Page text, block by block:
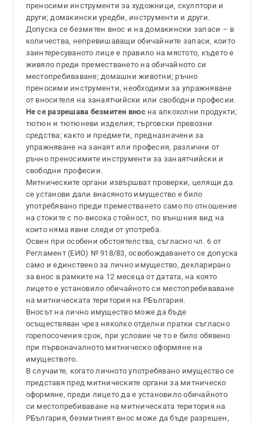
преносими инструменти за художници, скулптори и
други; домакински уредби, инструменти и други.
Допуска се безмитен внос и на домакински запаси – в
количества, непревишаващи обичайните запаси, които
заинтересуваното лице е правило на мястото, където е
живяло преди преместването на обичайното си
местопребиваване; домашни животни; ръчно
преносими инструменти, необходими за упражняване
от вносителя на занаятчийски или свободни професии.
Не се разрешава безмитен вносна алкохолни продукти;
тютюн и тютюневи изделия; търговски превозни
средства; както и предмети, предназначени за
упражняване на занаят или професия, различни от
ръчно преносимите инструменти за занаятчийски и
свободни професии.
Митническите органи извършват проверки, целящи да
се установи дали внасяното имущество е било
употребявано преди преместването само по отношение
на стоките с по-висока стойност, по външния вид на
които няма явни следи от употреба.
Освен при особени обстоятелства, съгласно чл. 6 от
Регламент (ЕИО) № 918/83, освобождаването се допуска
само и единствено за лично имущество, декларирано
за внос в рамките на 12 месеца от датата, на която
лицето е установило обичайното си местопребиваване
на митническата територия на РБългария.
Вносът на лично имущество може да бъде
осъществяван чрез няколко отделни пратки съгласно
горепосочения срок, при условие че то е било обявено
при първоначалното митническо оформяне на
имуществото.
В случаите, когато личното употребявано имущество се
представя пред митническите органи за митническо
оформяне, преди лицето да е установило обичайното
си местопребиваване на митническата територия на
РБългария, безмитният внос може да бъде разрешен,